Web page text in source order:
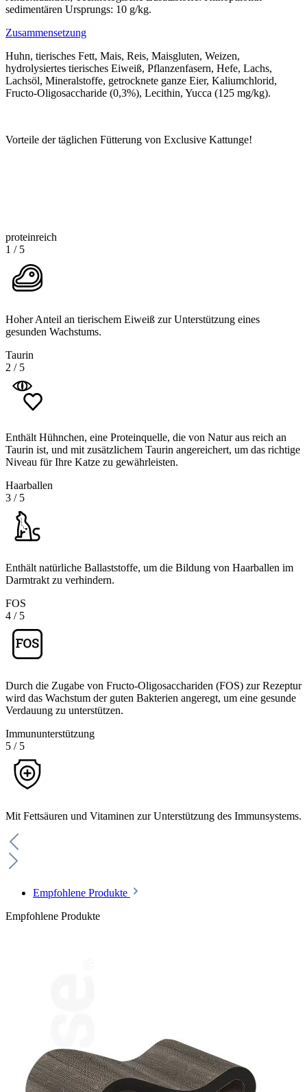
sedimentären Ursprungs: 10 g/kg.
Zusammensetzung
Huhn, tierisches Fett, Mais, Reis, Maisgluten, Weizen,
hydrolysiertes tierisches Eiweiß, Pflanzenfasern, Hefe, Lachs,
Lachsöl, Mineralstoffe, getrocknete ganze Eier, Kaliumchlorid,
Fructo-Oligosaccharide (0,3%), Lecithin, Yucca (125 mg/kg).
Vorteile der täglichen Fütterung von Exclusive Kattunge!
proteinreich
1 / 5
Hoher Anteil an tierischem Eiweiß zur Unterstützung eines
gesunden Wachstums.
Taurin
2 / 5
Enthält Hühnchen, eine Proteinquelle, die von Natur aus reich an
Taurin ist, und mit zusätzlichem Taurin angereichert, um das richtige
Niveau für Ihre Katze zu gewährleisten.
Haarballen
3 / 5
Enthält natürliche Ballaststoffe, um die Bildung von Haarballen im
Darmtrakt zu verhindern.
FOS
4 / 5
Durch die Zugabe von Fructo-Oligosacchariden (FOS) zur Rezeptur
wird das Wachstum der guten Bakterien angeregt, um eine gesunde
Verdauung zu unterstützen.
Immununterstützung
5 / 5
Mit Fettsäuren und Vitaminen zur Unterstützung des Immunsystems.
Empfohlene Produkte
Empfohlene Produkte